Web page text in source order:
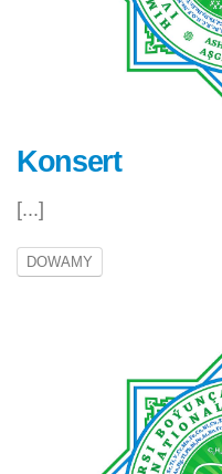
Konsert
[...]
DOWAMY